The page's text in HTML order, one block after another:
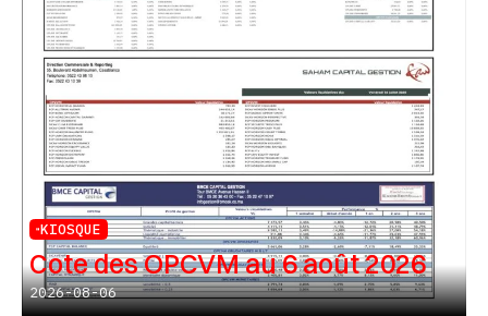
KIOSQUE
Cote des OPCVM au 6 août 2026
2026-08-06